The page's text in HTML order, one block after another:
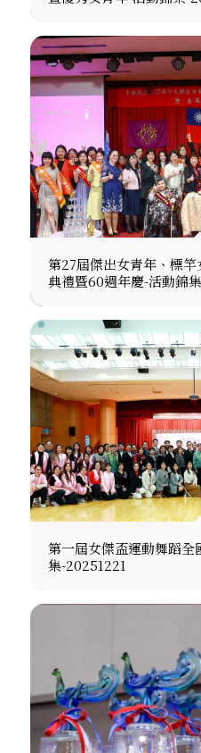
第27屆傑出女青年、標
典禮暨60週年慶-活動錦
第一屆女傑盃運動舞蹈全
集-20251221